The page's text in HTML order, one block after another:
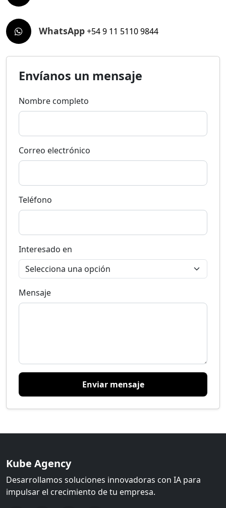
WhatsApp+54 9 11 5110 9844
Envíanos un mensaje
Nombre completo
Correo electrónico
Teléfono
Interesado en
Mensaje
Enviar mensaje
Kube Agency
Desarrollamos soluciones innovadoras con IA para
impulsar el crecimiento de tu empresa.